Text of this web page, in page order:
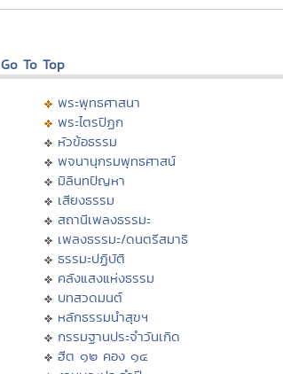
Go To Top
พระพุทธศาสนา
พระไตรปิฏก
หัวข้อธรรม
พจนานุกรมพุทธศาสน์
มิลินทปัญหา
เสียงธรรม
สถานีเพลงธรรมะ
เพลงธรรมะ/ดนตรีสมาธิ
ธรรมะปฏิบัติ
คลังแสงแห่งธรรม
บทสวดมนต์
หลักธรรมนำสุขฯ
กรรมฐานประจำวันเกิด
ฮีต ๑๒ คอง ๑๔